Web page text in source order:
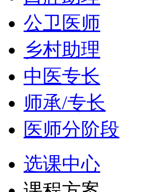
公卫医师
乡村助理
中医专长
师承/专长
医师分阶段
选课中心